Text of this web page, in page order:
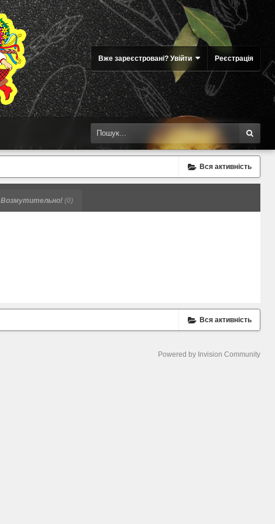
Вже зареєстровані? Увійти Реєстрація
Вся активність
Возмутительно! (0)
Вся активність
Powered by Invision Community